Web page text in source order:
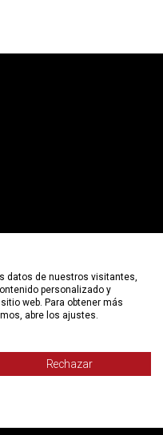
datos de nuestros visitantes,
personalizado y
web. Para obtener más
abre los ajustes.
Rechazar